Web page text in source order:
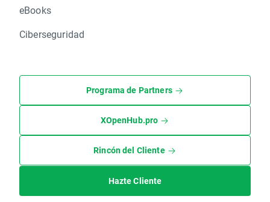
eBooks
Ciberseguridad
Programa de Partners
XOpenHub.pro
Rincón del Cliente
Hazte Cliente